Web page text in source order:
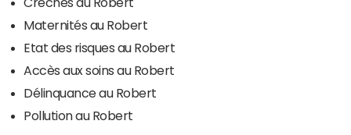
Crèches au Robert
Maternités au Robert
Etat des risques au Robert
Accès aux soins au Robert
Délinquance au Robert
Pollution au Robert